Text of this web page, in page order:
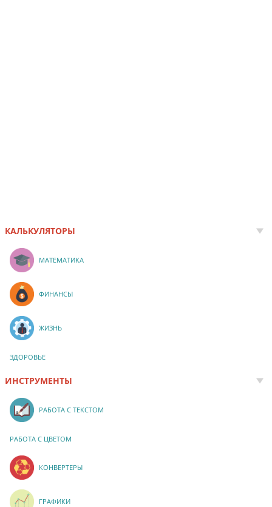
КАЛЬКУЛЯТОРЫ
МАТЕМАТИКА
ФИНАНСЫ
ЖИЗНЬ
ЗДОРОВЬЕ
ИНСТРУМЕНТЫ
РАБОТА С ТЕКСТОМ
РАБОТА С ЦВЕТОМ
КОНВЕРТЕРЫ
ГРАФИКИ